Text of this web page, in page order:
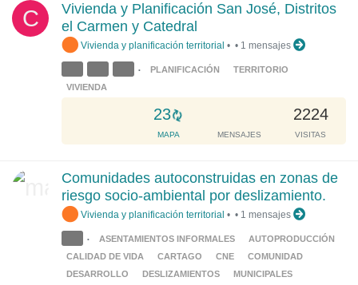
n
g
.
.
C
Vivienda y Planificación San José, Distritos
el Carmen y Catedral
Vivienda y planificación territorial •
• PLANIFICACIÓN
TERRITORIO
VIVIENDA
23
a
i
n
g
.
.
.
MAPA MENSAJES
2224
VISITAS
• 1 mensajes
Comunidades autoconstruidas en zonas de
riesgo socio-ambiental por deslizamiento.
Vivienda y planificación territorial •
• ASENTAMIENTOS INFORMALES
AUTOPRODUCCIÓN
CALIDAD DE VIDA
CARTAGO CNE
COMUNIDAD
DESARROLLO
DESLIZAMIENTOS
MUNICIPALES
• 1 mensajes